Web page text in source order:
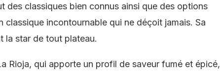
des classiques bien connus ainsi que des options
incontournable qui ne déçoit jamais. Sa
la star de tout plateau.
Rioja, qui apporte un profil de saveur fumé et épicé,